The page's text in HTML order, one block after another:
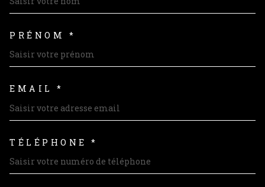
PRÉNOM *
EMAIL *
TÉLÉPHONE *